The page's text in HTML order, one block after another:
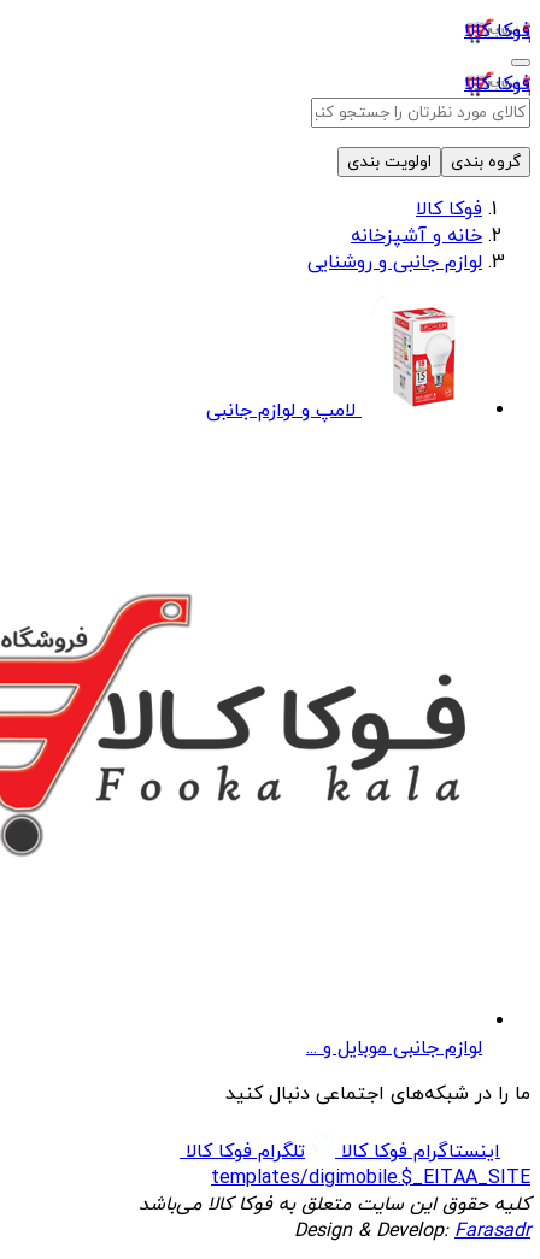
فوکا کالا
فوکا کالا
گروه بندی اولویت بندی
فوکا کالا
خانه و آشپزخانه
لوازم جانبی و روشنایی
لامپ و لوازم جانبی
لوازم جانبی موبایل و ...
ما را در شبکه‌های اجتماعی دنبال کنید
اینستاگرام فوکا کالا
تلگرام فوکا کالا
templates/digimobile.$_EITAA_SITE
کلیه حقوق این سایت متعلق به فوکا کالا می‌باشد
Design & Develop:Farasadr